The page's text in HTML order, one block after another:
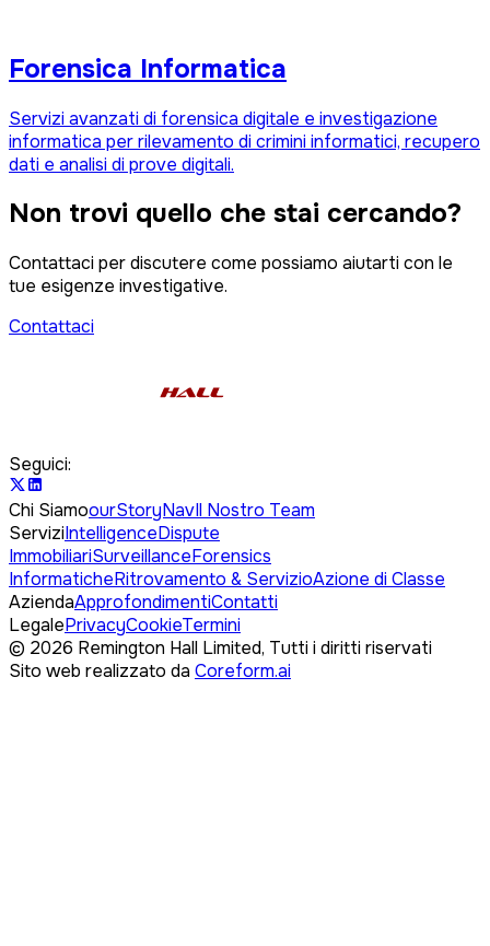
Forensica Informatica
Servizi avanzati di forensica digitale e investigazione
informatica per rilevamento di crimini informatici, recupero
dati e analisi di prove digitali.
Non trovi quello che stai cercando?
Contattaci per discutere come possiamo aiutarti con le
tue esigenze investigative.
Contattaci
Seguici:
Chi SiamoourStoryNavIl Nostro Team
ServiziIntelligenceDispute
ImmobiliariSurveillanceForensics
InformaticheRitrovamento & ServizioAzione di Classe
AziendaApprofondimentiContatti
LegalePrivacyCookieTermini
© 2026 Remington Hall Limited, Tutti i diritti riservati
Sito web realizzato da Coreform.ai